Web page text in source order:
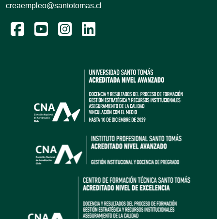
creaempleo@santotomas.cl